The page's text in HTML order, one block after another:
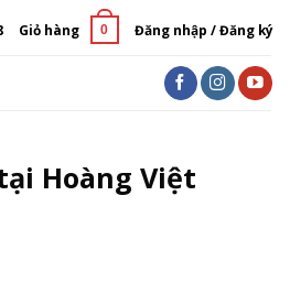
Giỏ hàng 0 Đăng nhập / Đăng ký
tại Hoàng Việt